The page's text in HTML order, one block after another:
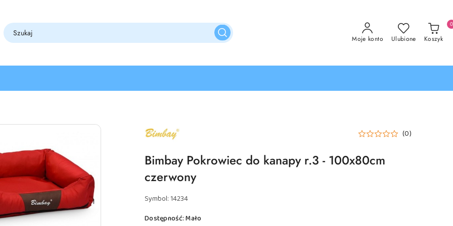
Moje konto Ulubione Koszyk
0
NAZWA
PRODUCENTA: (0)
Bimbay Pokrowiec do kanapy r.3 - 100x80cm
czerwony
Symbol:14234
Dostępność:Mało